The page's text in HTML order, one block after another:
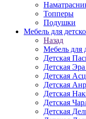
Топперы
Подушки
Мебель для
Назад
Мебель для
Детская
Детская
Детская
Детская
Детская
Детская
Детская